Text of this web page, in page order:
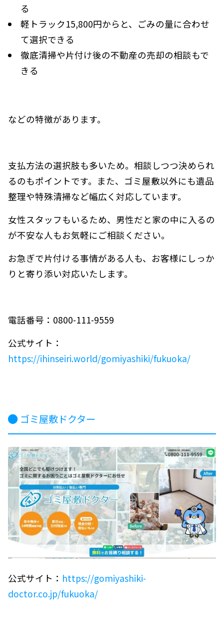
る
軽トラック15,800円からと、ごみの量に合わせ
て選択できる
徹底清掃や片付け後の不動産の売却の相談もで
きる
などの特徴があります。
支払方法の選択肢も多いため。相談しつつ決められ
るのもポイントです。また、ゴミ屋敷以外にも遺品
整理や特殊清掃など幅広く対応しています。
女性スタッフもいるため、男性だと家の中に入るの
が不安な人もお気軽にご相談ください。
お急ぎで片付ける事情がある人も、お客様にしっか
りと寄り添い対応いたします。
電話番号：0800-111-9559
公式サイト：
https://ihinseiri.world/gomiyashiki/fukuoka/
ゴミ屋敷ドクター
公式サイト： https://gomiyashiki-
doctor.co.jp/fukuoka/